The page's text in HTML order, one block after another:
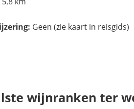
Geen (zie kaart in reisgids)
wijnranken ter